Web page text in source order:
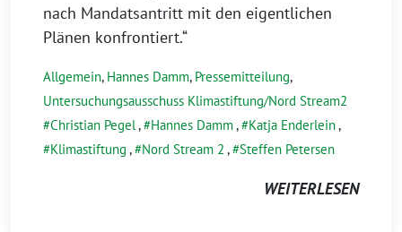
nach Mandatsantritt mit den eigentlichen
Plänen konfrontiert.“
Allgemein, Hannes Damm, Pressemitteilung,
Untersuchungsausschuss Klimastiftung/Nord Stream2
Christian Pegel, Hannes Damm, Katja Enderlein,
Klimastiftung , Nord Stream 2 , Steffen Petersen
WEITERLESEN